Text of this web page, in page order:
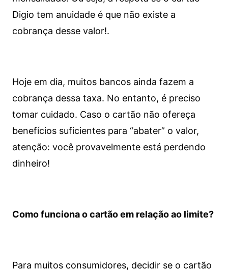
Digio tem anuidade é que não existe a
cobrança desse valor!.
Hoje em dia, muitos bancos ainda fazem a
cobrança dessa taxa. No entanto, é preciso
tomar cuidado. Caso o cartão não ofereça
benefícios suficientes para “abater” o valor,
atenção: você provavelmente está perdendo
dinheiro!
Como funciona o cartão em relação ao limite?
Para muitos consumidores, decidir se o cartão